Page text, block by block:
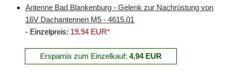
Antenne Bad Blankenburg - Gelenk zur Nachrüstung von
16V Dachantennen M5 - 4615.01
- Einzelpreis: 19,94 EUR*
Ersparnis zum Einzelkauf: 4,94 EUR